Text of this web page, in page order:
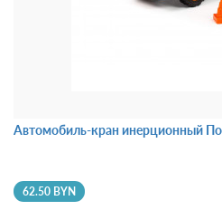
Автомобиль-кран инерционный
62.50 BYN